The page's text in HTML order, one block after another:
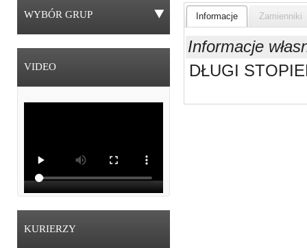
WYBÓR GRUP
VIDEO
KURIERZY
Informacje Zamienniki
Informacje
DŁUGI